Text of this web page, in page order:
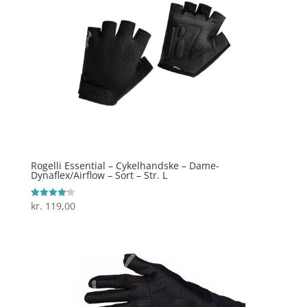
Rogelli Essential – Cykelhandske – Dame-
Dynaflex/Airflow – Sort – Str. L
Vurderet
4.2
kr. 119,00